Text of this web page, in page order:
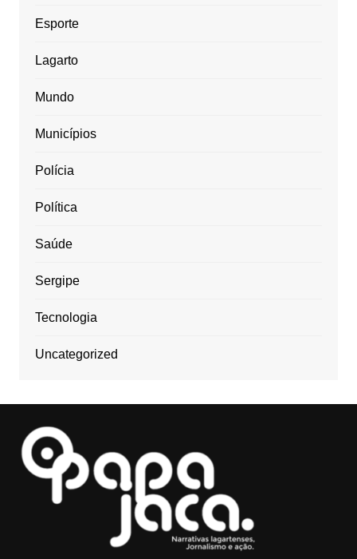
Esporte
Lagarto
Mundo
Municípios
Polícia
Política
Saúde
Sergipe
Tecnologia
Uncategorized